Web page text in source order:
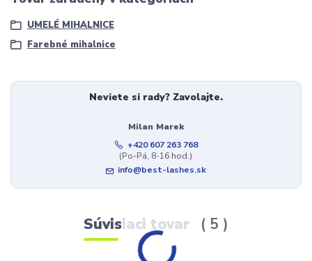
UMELÉ MIHALNICE
Farebné mihalnice
Neviete si rady? Zavolajte.
Milan Marek
+420 607 263 768
(Po-Pá, 8-16 hod.)
info@best-lashes.sk
Súvisiaci tovar 5